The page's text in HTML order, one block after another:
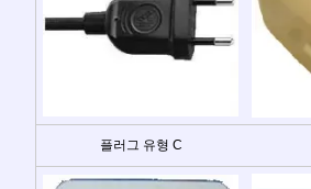
플러그 유형 C